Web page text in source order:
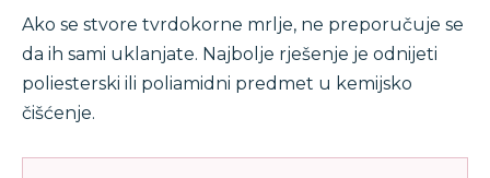
Ako se stvore tvrdokorne mrlje, ne preporučuje se
da ih sami uklanjate. Najbolje rješenje je odnijeti
poliesterski ili poliamidni predmet u kemijsko
čišćenje.